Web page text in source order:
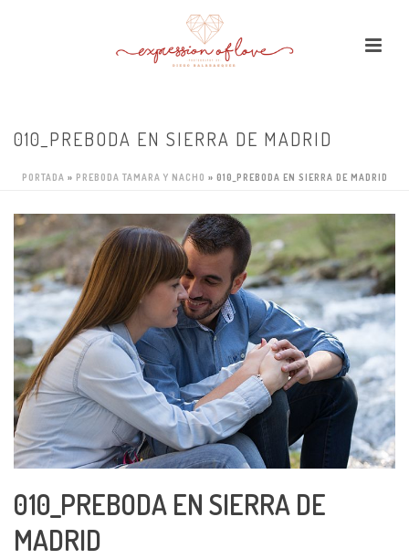
010_PREBODA EN SIERRA DE MADRID
PORTADA » PREBODA TAMARA Y NACHO » 010_PREBODA EN SIERRA DE MADRID
010_PREBODA EN SIERRA DE
MADRID